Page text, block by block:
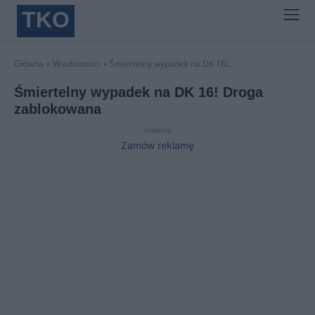
TKO
Główna Wiadomości Śmiertelny wypadek na DK 16!...
Śmiertelny wypadek na DK 16! Droga
zablokowana
reklama
Zamów reklamę